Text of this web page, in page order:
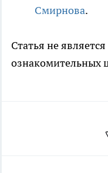
Смирнова.
Статья не
ознакомительных